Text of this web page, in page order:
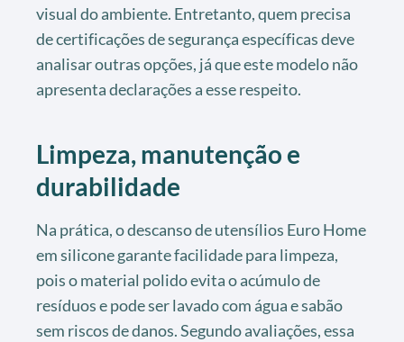
visual do ambiente. Entretanto, quem precisa
de certificações de segurança específicas deve
analisar outras opções, já que este modelo não
apresenta declarações a esse respeito.
Limpeza, manutenção e
durabilidade
Na prática, o descanso de utensílios Euro Home
em silicone garante facilidade para limpeza,
pois o material polido evita o acúmulo de
resíduos e pode ser lavado com água e sabão
sem riscos de danos. Segundo avaliações, essa